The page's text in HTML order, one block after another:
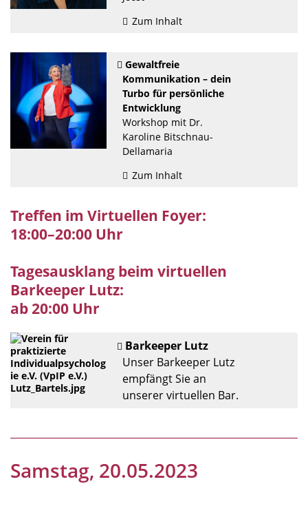
Zum Inhalt
Gewaltfreie
Kommunikation – dein
Turbo für persönliche
Entwicklung
Workshop mit Dr.
Karoline Bitschnau-
Dellamaria
Zum Inhalt
Treffen im Virtuellen Foyer:
18:00–20:00 Uhr
Tagesausklang beim virtuellen
Barkeeper Lutz:
ab 20:00 Uhr
Barkeeper Lutz
Unser Barkeeper Lutz
empfängt Sie an
unserer virtuellen Bar.
Samstag, 20.05.2023